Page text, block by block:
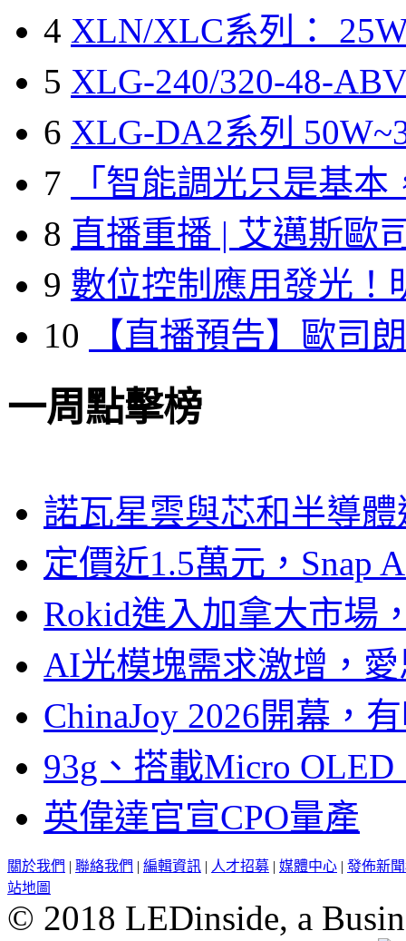
4 XLN/XLC系列：
5 XLG-240/320-48-
6 XLG-DA2系列
7
「智能調光只是基本
8 直播重播 | 艾邁斯歐
9 數位控制應用發光！
10
【直播預告】歐司
一周點擊榜
諾瓦星雲與芯和半導
定價近1.5萬元，Snap
Rokid進入加拿大市場
AI光模塊需求激增，
ChinaJoy 2026開幕，
93g、搭載Micro
英偉達官宣CPO量產
關於我們 | 聯絡我們 | 編輯資訊 | 人才招募 | 媒體中心 | 發佈新
站地圖
© 2018 LEDinside, a